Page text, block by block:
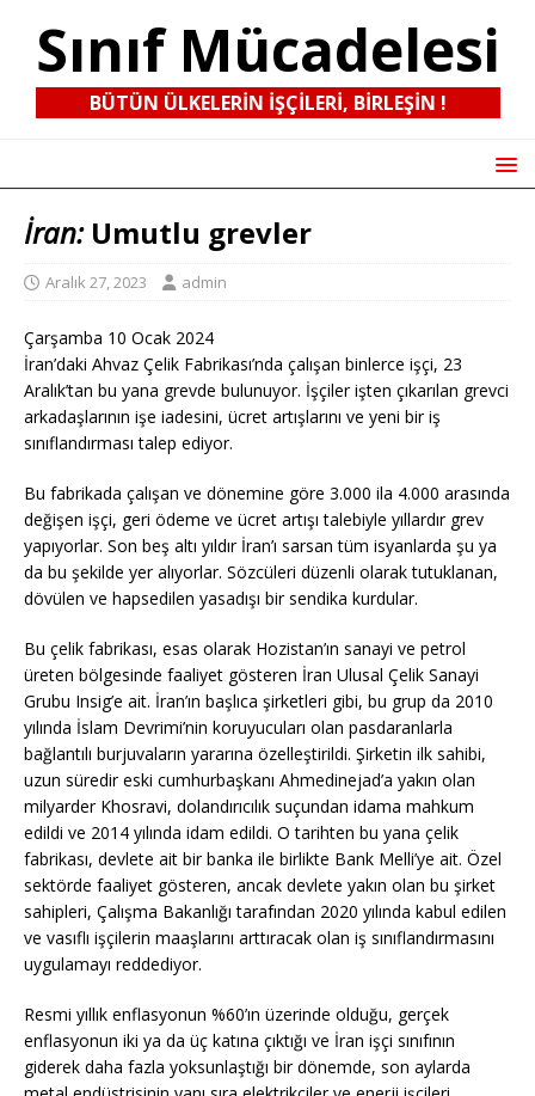
Sınıf Mücadelesi
BÜTÜN ÜLKELERIN IŞÇILERI, BIRLEŞIN !
İran:Umutlu grevler
Aralık 27, 2023 admin
Çarşamba 10 Ocak 2024
İran’daki Ahvaz Çelik Fabrikası’nda çalışan binlerce işçi, 23
Aralık’tan bu yana grevde bulunuyor. İşçiler işten çıkarılan grevci
arkadaşlarının işe iadesini, ücret artışlarını ve yeni bir iş
sınıflandırması talep ediyor.
Bu fabrikada çalışan ve dönemine göre 3.000 ila 4.000 arasında
değişen işçi, geri ödeme ve ücret artışı talebiyle yıllardır grev
yapıyorlar. Son beş altı yıldır İran’ı sarsan tüm isyanlarda şu ya
da bu şekilde yer alıyorlar. Sözcüleri düzenli olarak tutuklanan,
dövülen ve hapsedilen yasadışı bir sendika kurdular.
Bu çelik fabrikası, esas olarak Hozistan’ın sanayi ve petrol
üreten bölgesinde faaliyet gösteren İran Ulusal Çelik Sanayi
Grubu Insig’e ait. İran’ın başlıca şirketleri gibi, bu grup da 2010
yılında İslam Devrimi’nin koruyucuları olan pasdaranlarla
bağlantılı burjuvaların yararına özelleştirildi. Şirketin ilk sahibi,
uzun süredir eski cumhurbaşkanı Ahmedinejad’a yakın olan
milyarder Khosravi, dolandırıcılık suçundan idama mahkum
edildi ve 2014 yılında idam edildi. O tarihten bu yana çelik
fabrikası, devlete ait bir banka ile birlikte Bank Melli’ye ait. Özel
sektörde faaliyet gösteren, ancak devlete yakın olan bu şirket
sahipleri, Çalışma Bakanlığı tarafından 2020 yılında kabul edilen
ve vasıflı işçilerin maaşlarını arttıracak olan iş sınıflandırmasını
uygulamayı reddediyor.
Resmi yıllık enflasyonun %60’ın üzerinde olduğu, gerçek
enflasyonun iki ya da üç katına çıktığı ve İran işçi sınıfının
giderek daha fazla yoksunlaştığı bir dönemde, son aylarda